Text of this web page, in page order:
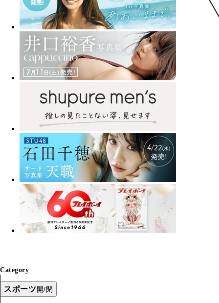
Category
スポーツ開/閉